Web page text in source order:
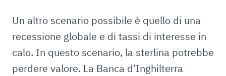
Un altro scenario possibile è quello di una
recessione globale e di tassi di interesse in
calo. In questo scenario, la sterlina potrebbe
perdere valore. La Banca d’Inghilterra